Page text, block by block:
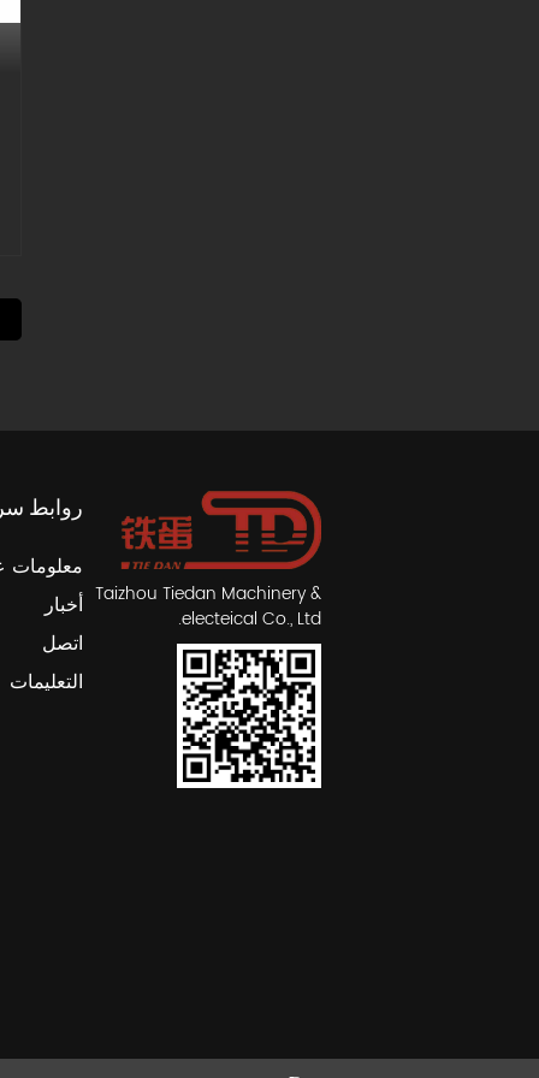
Taizhou Tiedan Machinery &
electeical Co., Ltd.
روابط
معلومات
أخبار
اتصل
التعليمات